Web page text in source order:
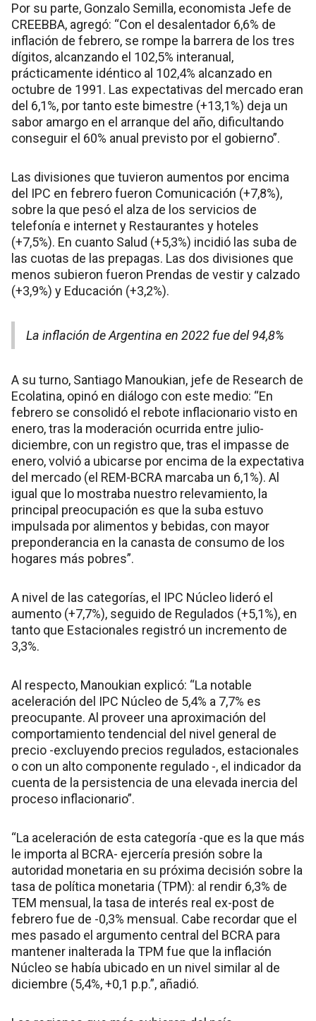
Por su parte, Gonzalo Semilla, economista Jefe de
CREEBBA, agregó: “Con el desalentador 6,6% de
inflación de febrero, se rompe la barrera de los tres
dígitos, alcanzando el 102,5% interanual,
prácticamente idéntico al 102,4% alcanzado en
octubre de 1991. Las expectativas del mercado eran
del 6,1%, por tanto este bimestre (+13,1%) deja un
sabor amargo en el arranque del año, dificultando
conseguir el 60% anual previsto por el gobierno”.
Las divisiones que tuvieron aumentos por encima
del IPC en febrero fueron Comunicación (+7,8%),
sobre la que pesó el alza de los servicios de
telefonía e internet y Restaurantes y hoteles
(+7,5%). En cuanto Salud (+5,3%) incidió las suba de
las cuotas de las prepagas. Las dos divisiones que
menos subieron fueron Prendas de vestir y calzado
(+3,9%) y Educación (+3,2%).
La inflación de Argentina en 2022 fue del 94,8%
A su turno, Santiago Manoukian, jefe de Research de
Ecolatina, opinó en diálogo con este medio: “En
febrero se consolidó el rebote inflacionario visto en
enero, tras la moderación ocurrida entre julio-
diciembre, con un registro que, tras el impasse de
enero, volvió a ubicarse por encima de la expectativa
del mercado (el REM-BCRA marcaba un 6,1%). Al
igual que lo mostraba nuestro relevamiento, la
principal preocupación es que la suba estuvo
impulsada por alimentos y bebidas, con mayor
preponderancia en la canasta de consumo de los
hogares más pobres”.
A nivel de las categorías, el IPC Núcleo lideró el
aumento (+7,7%), seguido de Regulados (+5,1%), en
tanto que Estacionales registró un incremento de
3,3%.
Al respecto, Manoukian explicó: “La notable
aceleración del IPC Núcleo de 5,4% a 7,7% es
preocupante. Al proveer una aproximación del
comportamiento tendencial del nivel general de
precio -excluyendo precios regulados, estacionales
o con un alto componente regulado -, el indicador da
cuenta de la persistencia de una elevada inercia del
proceso inflacionario”.
“La aceleración de esta categoría -que es la que más
le importa al BCRA- ejercería presión sobre la
autoridad monetaria en su próxima decisión sobre la
tasa de política monetaria (TPM): al rendir 6,3% de
TEM mensual, la tasa de interés real ex-post de
febrero fue de -0,3% mensual. Cabe recordar que el
mes pasado el argumento central del BCRA para
mantener inalterada la TPM fue que la inflación
Núcleo se había ubicado en un nivel similar al de
diciembre (5,4%, +0,1 p.p.”, añadió.